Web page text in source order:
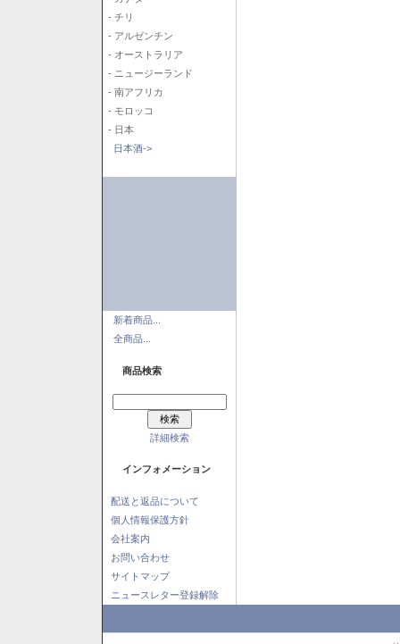
- チリ
- アルゼンチン
- オーストラリア
- ニュージーランド
- 南アフリカ
- モロッコ
- 日本
日本酒->
新着商品...
全商品...
商品検索
詳細検索
インフォメーション
配送と返品について
個人情報保護方針
会社案内
お問い合わせ
サイトマップ
ニュースレター登録解除